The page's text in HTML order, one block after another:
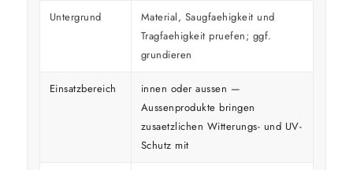
Untergrund
Material, Saugfaehigkeit und
Tragfaehigkeit pruefen; ggf.
grundieren
Einsatzbereich
innen oder aussen —
Aussenprodukte bringen
zusaetzlichen Witterungs- und UV-
Schutz mit